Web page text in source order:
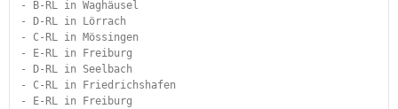
- B-RL in Waghäusel
- D-RL in Lörrach
- C-RL in Mössingen
- E-RL in Freiburg
- D-RL in Seelbach
- C-RL in Friedrichshafen
- E-RL in Freiburg